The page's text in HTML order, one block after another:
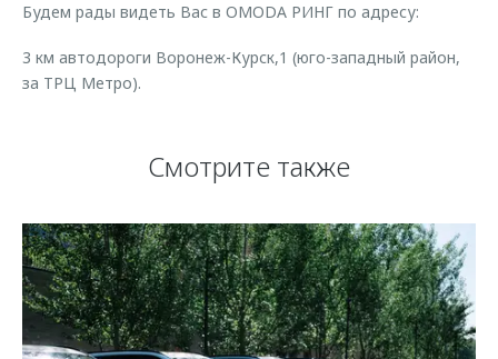
Будем рады видеть Вас в OMODA РИНГ по адресу:
3 км автодороги Воронеж-Курск,1 (юго-западный район,
за ТРЦ Метро).
Смотрите также